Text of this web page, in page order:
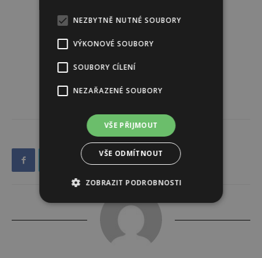
NEZBYTNĚ NUTNÉ SOUBORY
VÝKONOVÉ SOUBORY
SOUBORY CÍLENÍ
NEZAŘAZENÉ SOUBORY
VŠE PŘIJMOUT
VŠE ODMÍTNOUT
ZOBRAZIT PODROBNOSTI